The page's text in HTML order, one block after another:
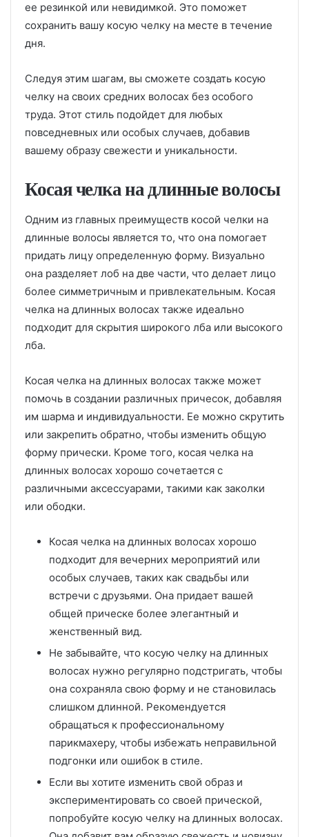
ее резинкой или невидимкой. Это поможет
сохранить вашу косую челку на месте в течение
дня.
Следуя этим шагам, вы сможете создать косую
челку на своих средних волосах без особого
труда. Этот стиль подойдет для любых
повседневных или особых случаев, добавив
вашему образу свежести и уникальности.
Косая челка на длинные волосы
Одним из главных преимуществ косой челки на
длинные волосы является то, что она помогает
придать лицу определенную форму. Визуально
она разделяет лоб на две части, что делает лицо
более симметричным и привлекательным. Косая
челка на длинных волосах также идеально
подходит для скрытия широкого лба или высокого
лба.
Косая челка на длинных волосах также может
помочь в создании различных причесок, добавляя
им шарма и индивидуальности. Ее можно скрутить
или закрепить обратно, чтобы изменить общую
форму прически. Кроме того, косая челка на
длинных волосах хорошо сочетается с
различными аксессуарами, такими как заколки
или ободки.
Косая челка на длинных волосах хорошо
подходит для вечерних мероприятий или
особых случаев, таких как свадьбы или
встречи с друзьями. Она придает вашей
общей прическе более элегантный и
женственный вид.
Не забывайте, что косую челку на длинных
волосах нужно регулярно подстригать, чтобы
она сохраняла свою форму и не становилась
слишком длинной. Рекомендуется
обращаться к профессиональному
парикмахеру, чтобы избежать неправильной
подгонки или ошибок в стиле.
Если вы хотите изменить свой образ и
экспериментировать со своей прической,
попробуйте косую челку на длинных волосах.